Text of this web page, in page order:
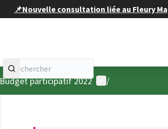
📌Nouvelle consultation liée au Fleury
Budget participatif 2022 Menu utilisateur
/